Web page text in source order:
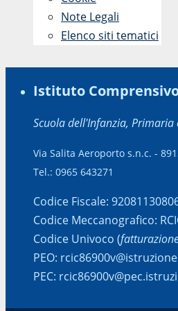
Note Legali
Elenco siti tematici
Istituto
Scuola dell'Infanzia, Primaria
Via Salita Aeroporto s.n.c. -
Tel.: 0965 643271
Codice Fiscale:
Codice Meccanografico:
Codice Univoco (
PEO:
PEC: